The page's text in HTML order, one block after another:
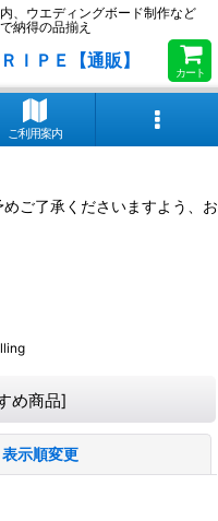
、ウエディングボード制作など
納得の品揃え
ＩＰＥ【通販】
カート
ご利用案内
ご了承くださいますよう、お
め商品]
表示順変更